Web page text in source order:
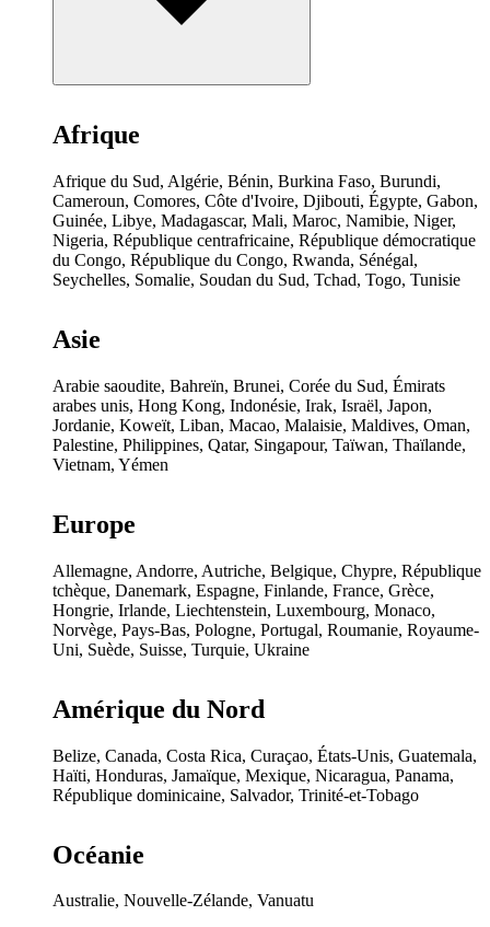
Afrique
Afrique du Sud, Algérie, Bénin, Burkina Faso, Burundi,
Cameroun, Comores, Côte d'Ivoire, Djibouti, Égypte, Gabon,
Guinée, Libye, Madagascar, Mali, Maroc, Namibie, Niger,
Nigeria, République centrafricaine, République démocratique
du Congo, République du Congo, Rwanda, Sénégal,
Seychelles, Somalie, Soudan du Sud, Tchad, Togo, Tunisie
Asie
Arabie saoudite, Bahreïn, Brunei, Corée du Sud, Émirats
arabes unis, Hong Kong, Indonésie, Irak, Israël, Japon,
Jordanie, Koweït, Liban, Macao, Malaisie, Maldives, Oman,
Palestine, Philippines, Qatar, Singapour, Taïwan, Thaïlande,
Vietnam, Yémen
Europe
Allemagne, Andorre, Autriche, Belgique, Chypre, République
tchèque, Danemark, Espagne, Finlande, France, Grèce,
Hongrie, Irlande, Liechtenstein, Luxembourg, Monaco,
Norvège, Pays-Bas, Pologne, Portugal, Roumanie, Royaume-
Uni, Suède, Suisse, Turquie, Ukraine
Amérique du Nord
Belize, Canada, Costa Rica, Curaçao, États-Unis, Guatemala,
Haïti, Honduras, Jamaïque, Mexique, Nicaragua, Panama,
République dominicaine, Salvador, Trinité-et-Tobago
Océanie
Australie, Nouvelle-Zélande, Vanuatu